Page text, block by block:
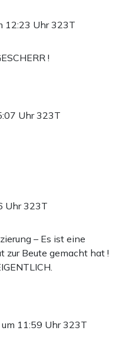
12:23 Uhr323T
!
Uhr323T
Uhr323T
– Es ist eine
zur Beute gemacht hat !
11:59 Uhr323T